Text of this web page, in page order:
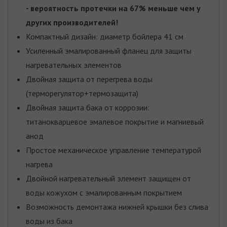
- вероятность протечки на 67% меньше чем у
других производителей!
Компактный дизайн: диаметр бойлера 41 см
Усиленный эмалированный фланец для защиты
нагревательных элементов
Двойная защита от перегрева воды
(терморегулятор+термозащита)
Двойная защита бака от коррозии:
титанокварцевое эмалевое покрытие и магниевый
анод
Простое механическое управление температурой
нагрева
Двойной нагревательный элемент защищен от
воды кожухом с эмалированным покрытием
Возможность демонтажа нижней крышки без слива
воды из бака